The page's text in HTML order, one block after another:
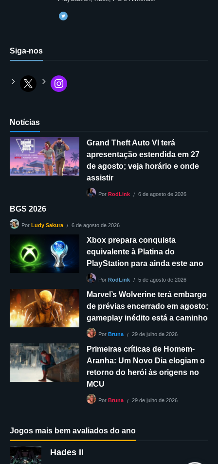
Siga-nos
Notícias
Grand Theft Auto VI terá
apresentação estendida em 27
de agosto; veja horário e onde
assistir
Por RodLink 6 de agosto de 2026
BGS 2026
Por Ludy Sakura 6 de agosto de 2026
Xbox prepara conquista
equivalente à Platina do
PlayStation para ainda este ano
Por RodLink 5 de agosto de 2026
Marvel’s Wolverine terá embargo
de prévias encerrado em agosto;
gameplay inédito está a caminho
Por Bruna 29 de julho de 2026
Primeiras críticas de Homem-
Aranha: Um Novo Dia elogiam o
retorno do herói às origens no
MCU
Por Bruna 29 de julho de 2026
Jogos mais bem avaliados do ano
Hades II